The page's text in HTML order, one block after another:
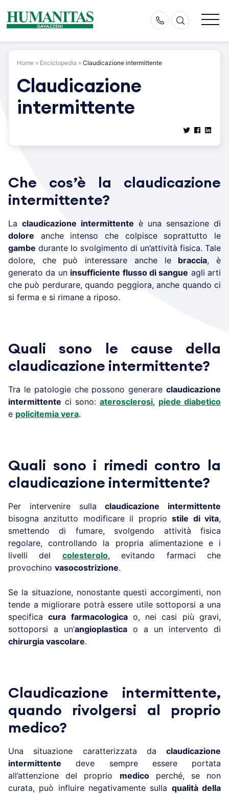
content
Home » Enciclopedia » Claudicazione intermittente
Claudicazione
intermittente
Che cos’è la claudicazione
intermittente?
La claudicazione intermittente è una sensazione di
dolore anche intenso che colpisce soprattutto le
gambe durante lo svolgimento di un’attività fisica. Tale
dolore, che può interessare anche le braccia, è
generato da un insufficiente flusso di sangue agli arti
che può perdurare, quando peggiora, anche quando ci
si ferma e si rimane a riposo.
Quali sono le cause della
claudicazione intermittente?
Tra le patologie che possono generare claudicazione
intermittente ci sono: aterosclerosi, piede diabetico
e policitemia vera.
Quali sono i rimedi contro la
claudicazione intermittente?
Per intervenire sullaclaudicazione intermittente
bisogna anzitutto modificare il propriostile di vita,
smettendo di fumare, svolgendo attività fisica
regolare, controllando la propria alimentazione e i
livelli del colesterolo, evitando farmaci che
provochino vasocostrizione.
Se la situazione, nonostante questi accorgimenti, non
tende a migliorare potrà essere utile sottoporsi a una
specificacura farmacologicao, nei casi più gravi,
sottoporsi a un’angioplastica o a un intervento di
chirurgia vascolare.
Claudicazione intermittente,
quando rivolgersi al proprio
medico?
Una situazione caratterizzata da claudicazione
intermittente deve sempre essere portata
all’attenzione del proprio medicoperché, se non
curata, può influire negativamente sulla qualità della